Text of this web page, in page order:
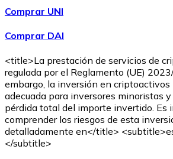
ComprarAlgorandcon transferencia
ALGO
Comprar UNI
Comprar DAI
<title>La prestación de servicios de
regulada por el Reglamento (UE)
embargo, la inversión en criptoactivos
adecuada para inversores minoristas
pérdida total del importe invertido. Es
comprender los riesgos de esta
detalladamente en</title>
</subtitle>